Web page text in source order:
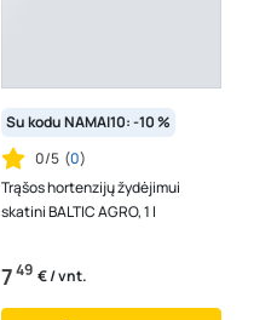
Su kodu NAMAI10: -10 %
0/5 (0)
Trąšos hortenzijų žydėjimui
skatini BALTIC AGRO, 1 l
749 € / vnt.